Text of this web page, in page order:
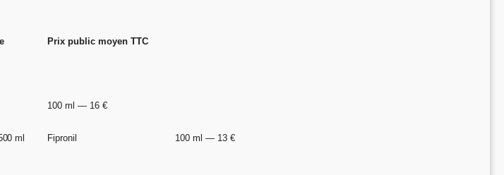
Prix public moyen TTC
100 ml — 16 €
ml Fipronil 100 ml — 13 €